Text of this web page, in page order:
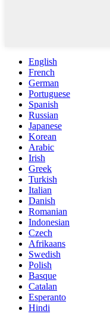
English
French
German
Portuguese
Spanish
Russian
Japanese
Korean
Arabic
Irish
Greek
Turkish
Italian
Danish
Romanian
Indonesian
Czech
Afrikaans
Swedish
Polish
Basque
Catalan
Esperanto
Hindi